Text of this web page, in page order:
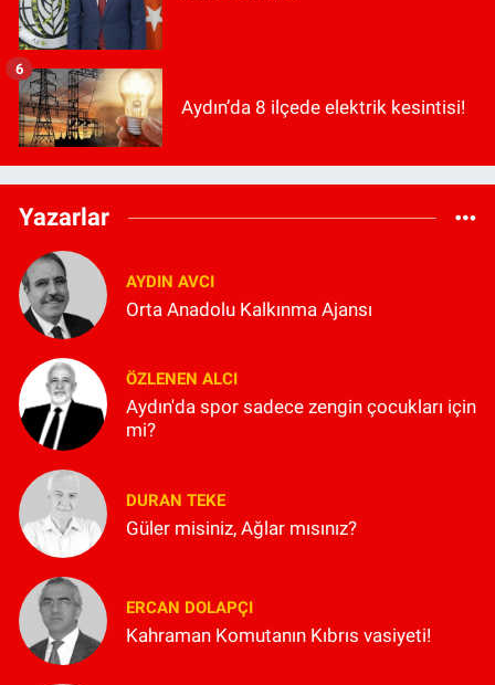
Aydın’da 8 ilçede elektrik kesintisi!
6
Yazarlar
AYDIN AVCI
Orta Anadolu Kalkınma Ajansı
ÖZLENEN ALCI
Aydın'da spor sadece zengin çocukları için
mi?
DURAN TEKE
Güler misiniz, Ağlar mısınız?
ERCAN DOLAPÇI
Kahraman Komutanın Kıbrıs vasiyeti!